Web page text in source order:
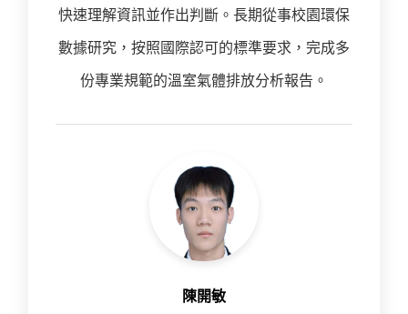
快速理解資訊並作出判斷。長期從事校園環保
數據研究，按照國際認可的標準要求，完成多
份專業規範的溫室氣體排放分析報告。
陳開敏